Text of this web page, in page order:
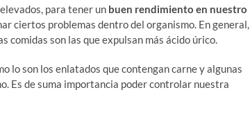
para tener un buen rendimiento en nuestro
ciertos problemas dentro del organismo. En general,
comidas son las que expulsan más ácido úrico.
lo son los enlatados que contengan carne y algunas
Es de suma importancia poder controlar nuestra